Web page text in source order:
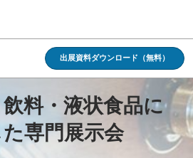
出展資料ダウンロード（無料）
料・液状食品に
専門展示会